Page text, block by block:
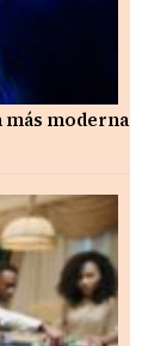
más moderna